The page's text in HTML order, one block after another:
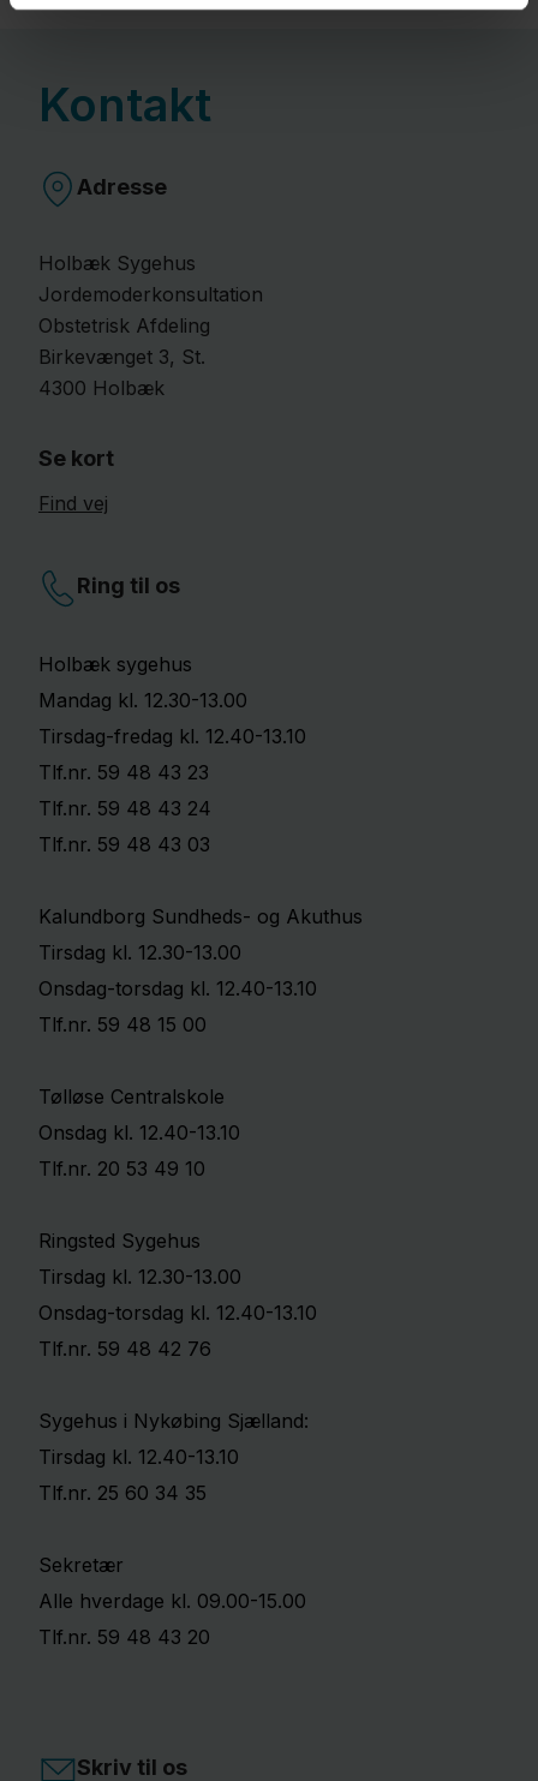
Kontakt
Adresse
Holbæk Sygehus
Jordemoderkonsultation
Obstetrisk Afdeling
Birkevænget 3, St.
4300 Holbæk
Se kort
Find vej
Ring til os
Holbæk sygehus
Mandag kl. 12.30-13.00
Tirsdag-fredag kl. 12.40-13.10
Tlf.nr. 59 48 43 23
Tlf.nr. 59 48 43 24
Tlf.nr. 59 48 43 03
Kalundborg Sundheds- og Akuthus
Tirsdag kl. 12.30-13.00
Onsdag-torsdag kl. 12.40-13.10
Tlf.nr. 59 48 15 00
Tølløse Centralskole
Onsdag kl. 12.40-13.10
Tlf.nr. 20 53 49 10
Ringsted Sygehus
Tirsdag kl. 12.30-13.00
Onsdag-torsdag kl. 12.40-13.10
Tlf.nr. 59 48 42 76
Sygehus i Nykøbing Sjælland:
Tirsdag kl. 12.40-13.10
Tlf.nr. 25 60 34 35
Sekretær
Alle hverdage kl. 09.00-15.00
Tlf.nr. 59 48 43 20
Skriv til os